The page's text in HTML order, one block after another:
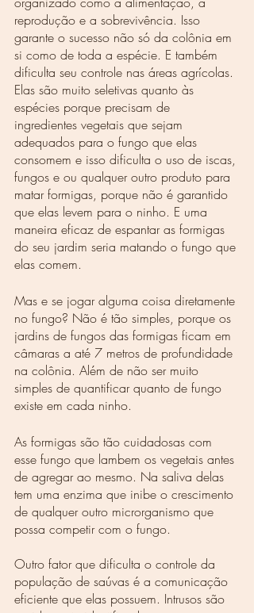
reprodução e a sobrevivência. Isso
garante o sucesso não só da colônia em
si como de toda a espécie. E também
dificulta seu controle nas áreas agrícolas.
Elas são muito seletivas quanto às
espécies porque precisam de
ingredientes vegetais que sejam
adequados para o fungo que elas
consomem e isso dificulta o uso de iscas,
fungos e ou qualquer outro produto para
matar formigas, porque não é garantido
que elas levem para o ninho. E uma
maneira eficaz de espantar as formigas
do seu jardim seria matando o fungo que
elas comem.
Mas e se jogar alguma coisa diretamente
no fungo? Não é tão simples, porque os
jardins de fungos das formigas ficam em
câmaras a até 7 metros de profundidade
na colônia. Além de não ser muito
simples de quantificar quanto de fungo
existe em cada ninho.
As formigas são tão cuidadosas com
esse fungo que lambem os vegetais antes
de agregar ao mesmo. Na saliva delas
tem uma enzima que inibe o crescimento
de qualquer outro microrganismo que
possa competir com o fungo.
Outro fator que dificulta o controle da
população de saúvas é a comunicação
eficiente que elas possuem. Intrusos são